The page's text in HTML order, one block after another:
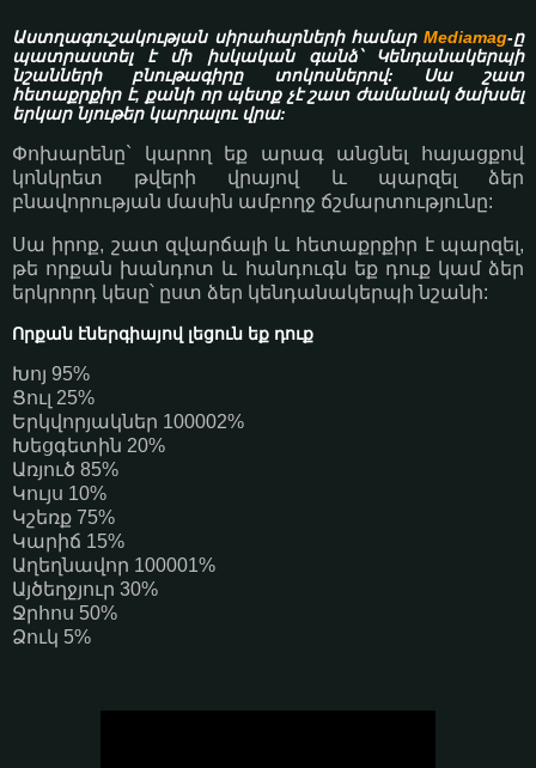
Աստղագուշակության սիրահարների համար Mediamag-ը
պատրաստել է մի իսկական գանձ՝ Կենդանակերպի
նշանների բնութագիրը տոկոսներով: Սա շատ
հետաքրքիր է, քանի որ պետք չէ շատ ժամանակ ծախսել
երկար նյութեր կարդալու վրա:
Փոխարենը` կարող եք արագ անցնել հայացքով
կոնկրետ թվերի վրայով և պարզել ձեր
բնավորության մասին ամբողջ ճշմարտությունը:
Սա իրոք, շատ զվարճալի և հետաքրքիր է պարզել,
թե որքան խանդոտ և հանդուգն եք դուք կամ ձեր
երկրորդ կեսը՝ ըստ ձեր կենդանակերպի նշանի:
Որքան էներգիայով լեցուն եք դուք
Խոյ 95%
Ցուլ 25%
Երկվորյակներ 100002%
Խեցգետին 20%
Առյուծ 85%
Կույս 10%
Կշեռք 75%
Կարիճ 15%
Աղեղնավոր 100001%
Այծեղջյուր 30%
Ջրհոս 50%
Ձուկ 5%